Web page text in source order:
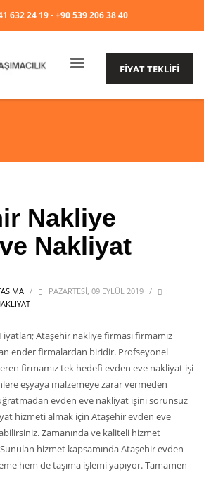
632 24 19-+90 539 206 38 40
FİYAT TEKLİFİ
Nakliye
Nakliyat
/ PAZARTESI, 09 EYLÜL 2019 /
Ataşehir nakliye firması firmamız
ender firmalardan biridir. Profseyonel
firmamız tek hedefi evden eve nakliyat işi
eşyaya malzemeye zarar vermeden
evden eve nakliyat işini sorunsuz
hizmeti almak için Ataşehir evden eve
Zamanında ve kaliteli hizmet
Sunulan hizmet kapsamında Ataşehir evden
hem de taşıma işlemi yapıyor. Tamamen